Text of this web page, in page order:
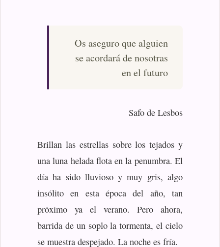
Os aseguro que alguien
se acordará de nosotras
en el futuro
Safo de Lesbos
Brillan las estrellas sobre los tejados y
una luna helada flota en la penumbra. El
día ha sido lluvioso y muy gris, algo
insólito en esta época del año, tan
próximo ya el verano. Pero ahora,
barrida de un soplo la tormenta, el cielo
se muestra despejado. La noche es fría.